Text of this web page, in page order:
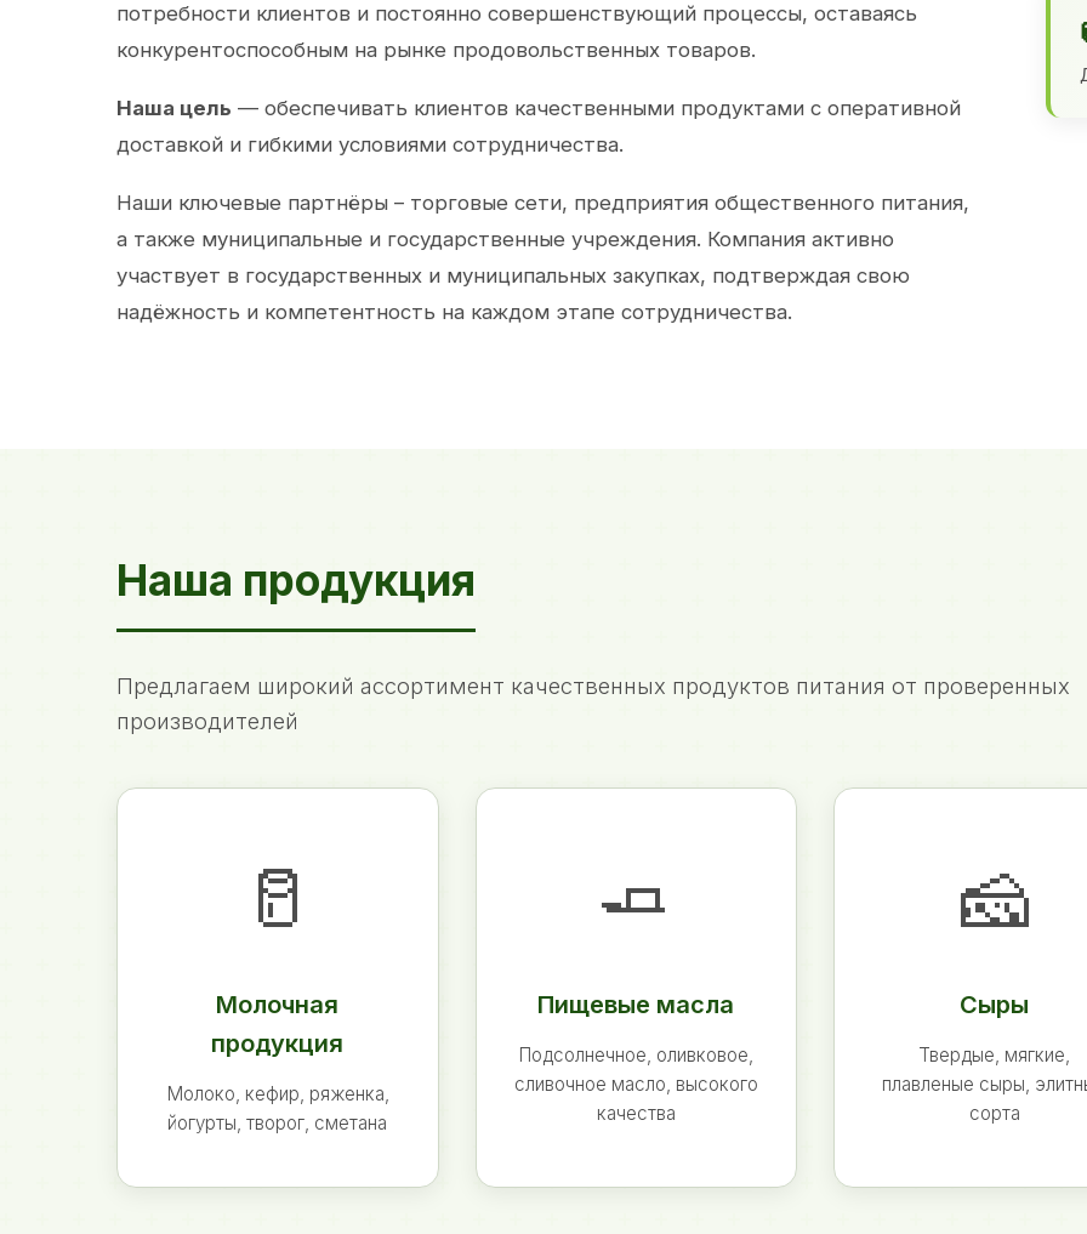
потребности клиентов и постоянно совершенствующий процессы, оставаясь
конкурентоспособным на рынке продовольственных товаров.
Наша цель — обеспечивать клиентов качественными продуктами с оперативной
доставкой и гибкими условиями сотрудничества.
Наши ключевые партнёры – торговые сети, предприятия общественного питания,
а также муниципальные и государственные учреждения. Компания активно
участвует в государственных и муниципальных закупках, подтверждая свою
надёжность и компетентность на каждом этапе сотрудничества.
Наша продукция
Предлагаем широкий ассортимент качественных продуктов питания от проверенных
производителей
🥛
Молочная
продукция
Молоко, кефир, ряженка,
йогурты, творог, сметана
🧈
Пищевые масла
Подсолнечное, оливковое,
сливочное масло, высокого
качества
🧀
Сыры
Твердые, мягкие,
плавленые сыры,
сорта